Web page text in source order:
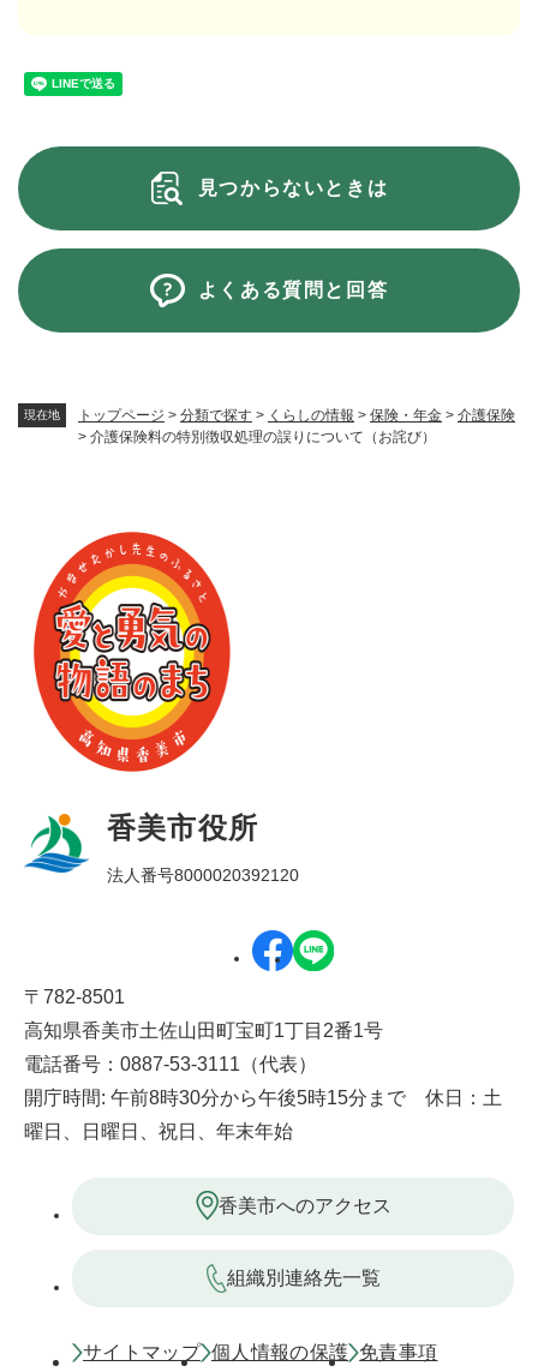
現在地 トップページ > 分類で探す > くらしの情報 > 保険・年金 > 介護保険
> 介護保険料の特別徴収処理の誤りについて（お詫び）
見つからないときは
よくある質問と回答
香美市役所
法人番号8000020392120
〒782-8501
高知県香美市土佐山田町宝町1丁目2番1号
電話番号：0887-53-3111（代表）
開庁時間: 午前8時30分から午後5時15分まで 休日：土
曜日、日曜日、祝日、年末年始
香美市へのアクセス
組織別連絡先一覧
サイトマップ 個人情報の保護 免責事項